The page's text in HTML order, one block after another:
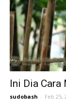
Ini Dia Cara
sudobash - Feb 25,